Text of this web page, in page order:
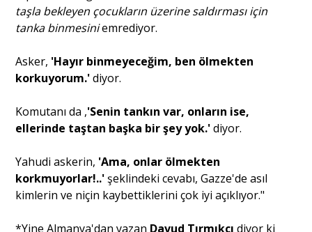
taşla bekleyen çocukların üzerine saldırması için
tanka binmesiniemrediyor.
Asker, 'Hayır binmeyeceğim, ben ölmekten
korkuyorum.'diyor.
Komutanı da ,'Senin tankın var, onların ise,
ellerinde taştan başka bir şey yok.'diyor.
Yahudi askerin, 'Ama, onlar ölmekten
korkmuyorlar!..'şeklindeki cevabı, Gazze'de asıl
kimlerin ve niçin kaybettiklerini çok iyi açıklıyor."
*Yine Almanya'dan yazan Davud Tırmıkçı diyor ki